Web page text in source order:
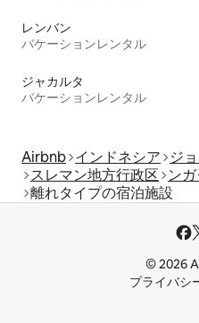
レンバン
バケーションレンタル
ジャカルタ
バケーションレンタル
Airbnb インドネシア
ジ
スレマン地方行政区 ン
離れタイプの宿泊施設
© 2026
プライバシ